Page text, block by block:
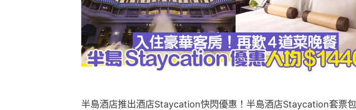
半島酒店推出酒店Staycation快閃優惠！半島酒店Staycation套票